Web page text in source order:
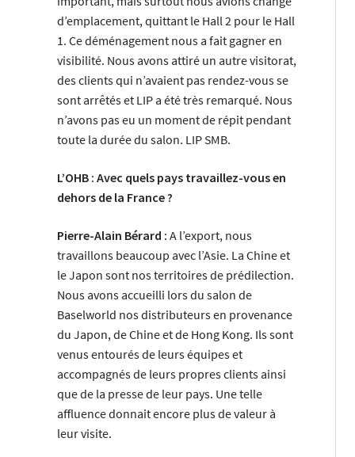
d’emplacement, quittant le Hall 2 pour le Hall
1. Ce déménagement nous a fait gagner en
visibilité. Nous avons attiré un autre visitorat,
des clients qui n’avaient pas rendez-vous se
sont arrêtés et LIP a été très remarqué. Nous
n’avons pas eu un moment de répit pendant
toute la durée du salon. LIP SMB.
L’OHB : Avec quels pays travaillez-vous en
dehors de la France ?
Pierre-Alain Bérard : A l’export, nous
travaillons beaucoup avec l’Asie. La Chine et
le Japon sont nos territoires de prédilection.
Nous avons accueilli lors du salon de
Baselworld nos distributeurs en provenance
du Japon, de Chine et de Hong Kong. Ils sont
venus entourés de leurs équipes et
accompagnés de leurs propres clients ainsi
que de la presse de leur pays. Une telle
affluence donnait encore plus de valeur à
leur visite.